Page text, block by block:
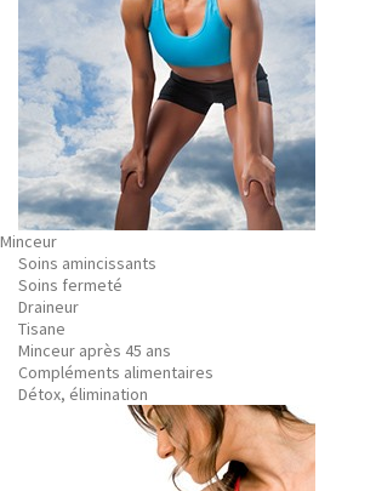
Minceur
Soins amincissants
Soins fermeté
Draineur
Tisane
Minceur après 45 ans
Compléments alimentaires
Détox, élimination